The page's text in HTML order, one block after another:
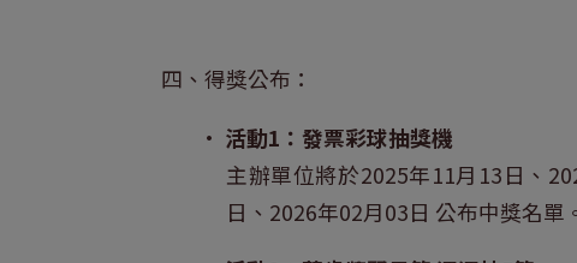
四、得獎公布：
• 活動1：發票彩球抽獎機
主辦單位將於2025年11月13日、
日、2026年02月03日 公布中獎名單